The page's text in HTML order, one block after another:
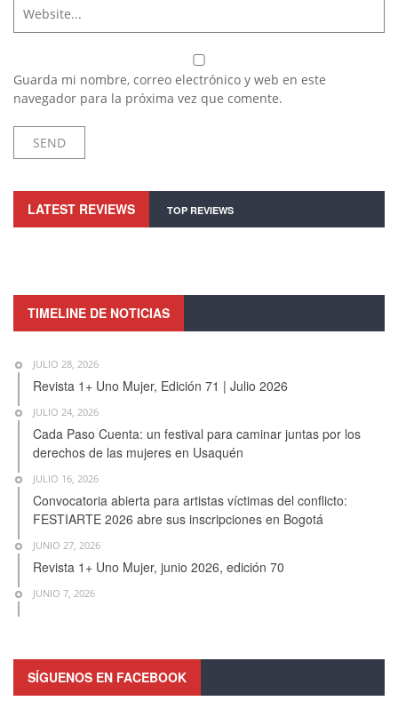
Guarda mi nombre, correo electrónico y web en este
navegador para la próxima vez que comente.
LATEST REVIEWS TOP REVIEWS
TIMELINE DE NOTICIAS
JULIO 28, 2026
Revista 1+ Uno Mujer, Edición 71 | Julio 2026
JULIO 24, 2026
Cada Paso Cuenta: un festival para caminar juntas por los
derechos de las mujeres en Usaquén
JULIO 16, 2026
Convocatoria abierta para artistas víctimas del conflicto:
FESTIARTE 2026 abre sus inscripciones en Bogotá
JUNIO 27, 2026
Revista 1+ Uno Mujer, junio 2026, edición 70
JUNIO 7, 2026
SÍGUENOS EN FACEBOOK